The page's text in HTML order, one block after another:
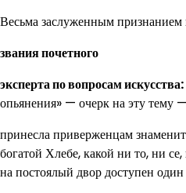
Весьма заслуженным признанием
звания почетного
эксперта по вопросам искусства:
опьянения» — очерк на эту тему —
принесла приверженцам
богатой Хлебе, какой ни то, ни се,
на постоялый двор доступен